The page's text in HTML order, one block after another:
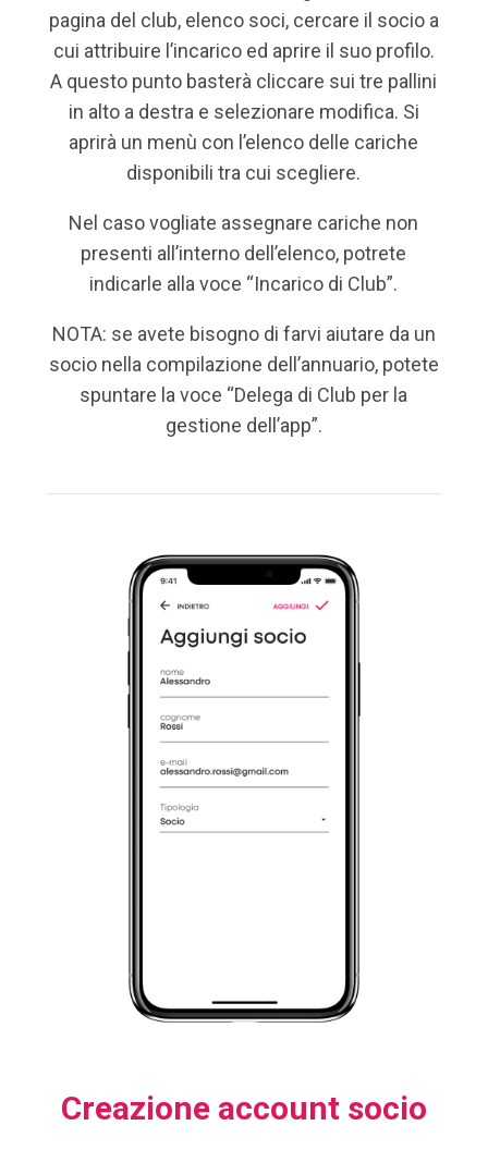
pagina del club, elenco soci, cercare il socio a
cui attribuire l’incarico ed aprire il suo profilo.
A questo punto basterà cliccare sui tre pallini
in alto a destra e selezionare modifica. Si
aprirà un menù con l’elenco delle cariche
disponibili tra cui scegliere.
Nel caso vogliate assegnare cariche non
presenti all’interno dell’elenco, potrete
indicarle alla voce “Incarico di Club”.
NOTA: se avete bisogno di farvi aiutare da un
socio nella compilazione dell’annuario, potete
spuntare la voce “Delega di Club per la
gestione dell’app”.
Creazione account socio